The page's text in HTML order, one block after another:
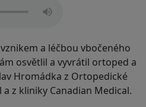
a léčbou vbočeného
osvětlil a vyvrátil ortoped a
Hromádka z Ortopedické
a z kliniky Canadian Medical.